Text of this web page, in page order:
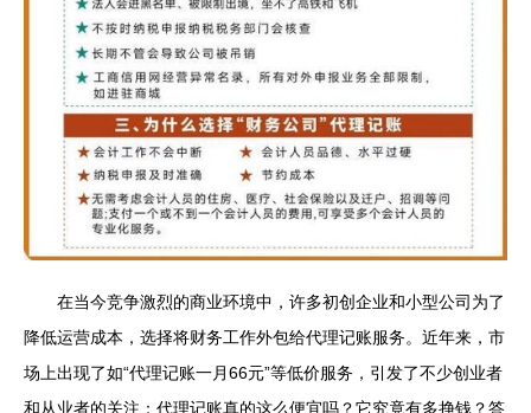
在当今竞争激烈的商业环境中，许多初创企业和小型公司为了
降低运营成本，选择将财务工作外包给代理记账服务。近年来，市
场上出现了如“代理记账一月66元”等低价服务，引发了不少创业者
和从业者的关注：代理记账真的这么便宜吗？它究竟有多挣钱？答